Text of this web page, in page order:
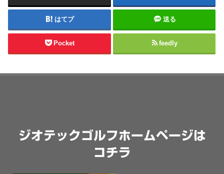
はてブ 送る
Pocket feedly
ジオテックゴルフホームページは
コチラ